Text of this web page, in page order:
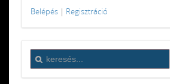
Belépés | Regisztráció